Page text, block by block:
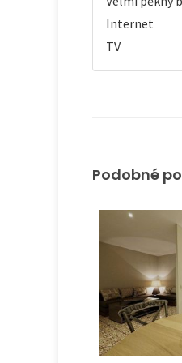
Internet
TV
Podobné